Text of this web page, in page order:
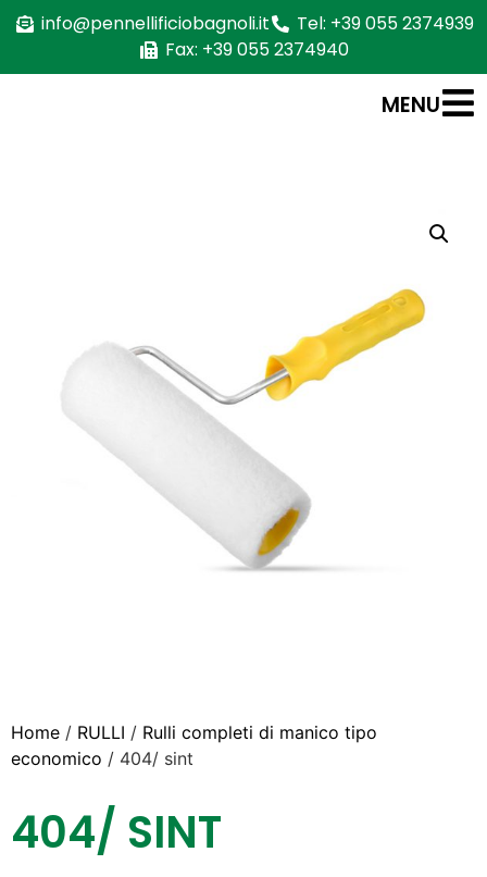
info@pennellificiobagnoli.it
Tel: +39 055 2374939
Fax: +39 055 2374940
MENU
Home / RULLI / Rulli completi di manico tipo
economico / 404/ sint
404/ SINT